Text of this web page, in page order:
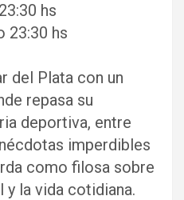
hs
23:30 hs
del Plata con un
repasa su
deportiva, entre
imperdibles
como filosa sobre
y la vida cotidiana.